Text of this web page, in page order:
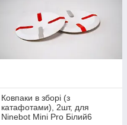
Ковпаки в зборі (з
катафотами), 2шт, для
Ninebot Mini Pro Білий6